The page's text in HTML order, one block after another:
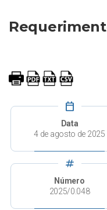
calendar_today
Data
4 de agosto de 2025
tag
Número
2025/0.048